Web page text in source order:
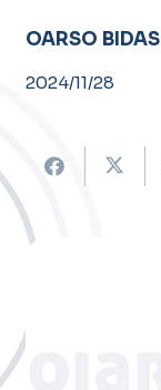
OARSO
2024/11/28